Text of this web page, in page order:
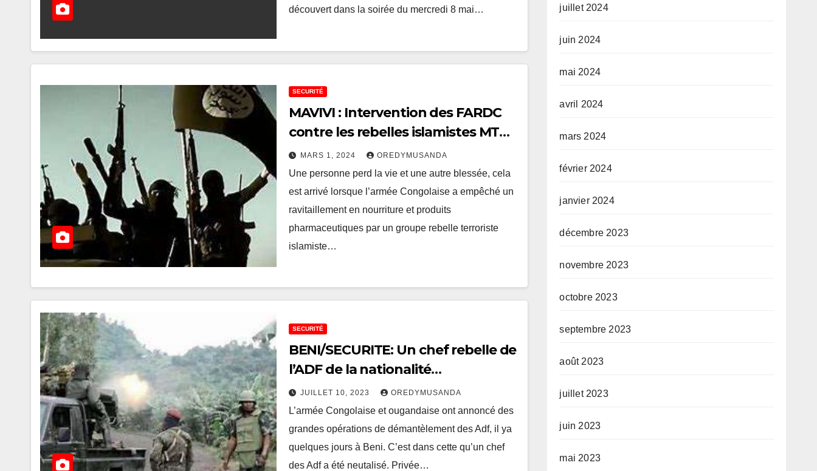
découvert dans la soirée du mercredi 8 mai…
SECURITÉ
MAVIVI : Intervention des FARDC
contre les rebelles islamistes MTM/
ISCAP
MARS 1, 2024 OREDYMUSANDA
Une personne perd la vie et une autre blessée, cela
est arrivé lorsque l’armée Congolaise a empêché un
ravitaillement en nourriture et produits
pharmaceutiques par un groupe rebelle terroriste
islamiste…
SECURITÉ
BENI/SECURITE: Un chef rebelle de
l’ADF de la nationalité
Tanzanienne neutralisé dans le
secteur de Rwenzori
JUILLET 10, 2023 OREDYMUSANDA
L’armée Congolaise et ougandaise ont annoncé des
grandes opérations de démantèlement des Adf, il ya
quelques jours à Beni. C’est dans cette qu’un chef
des Adf a été neutalisé. Privée…
juillet 2024
juin 2024
mai 2024
avril 2024
mars 2024
février 2024
janvier 2024
décembre 2023
novembre 2023
octobre 2023
septembre 2023
août 2023
juillet 2023
juin 2023
mai 2023